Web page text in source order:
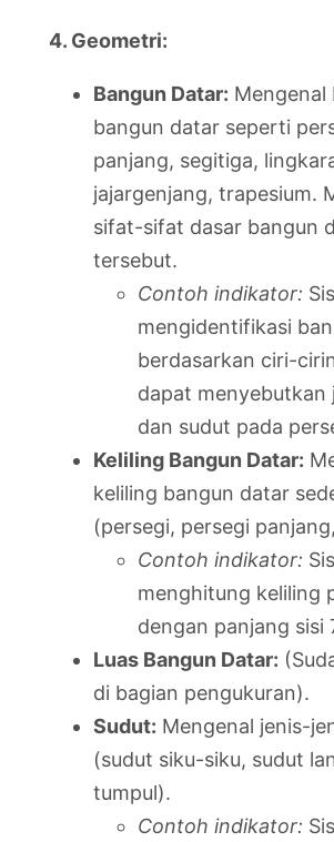
4. Geometri:
Bangun Datar: Mengenal
bangun datar seperti
panjang, segitiga,
jajargenjang, trapesium.
sifat-sifat dasar bangun
tersebut.
Contoh indikator:
mengidentifikasi
berdasarkan ciri-
dapat menyebutkan
dan sudut pada
Keliling Bangun Datar:
keliling bangun datar
(persegi, persegi
Contoh indikator:
menghitung keliling
dengan panjang sisi
Luas Bangun Datar:
di bagian pengukuran).
Sudut: Mengenal jenis-
(sudut siku-siku, sudut
tumpul).
Contoh indikator: